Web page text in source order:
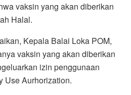
vaksin yang akan diberikan
Halal.
Kepala Balai Loka POM,
vaksin yang akan diberikan
izin penggunaan
Use Aurhorization.